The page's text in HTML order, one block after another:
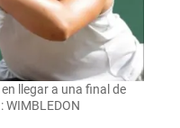
llegar a una final de
WIMBLEDON